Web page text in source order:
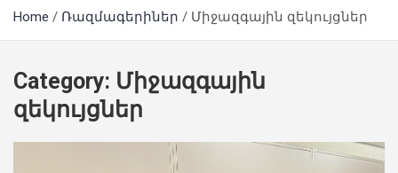
Home Ռազմագերիներ Միջազգային զեկույցներ
Category: Միջազգային
զեկույցներ